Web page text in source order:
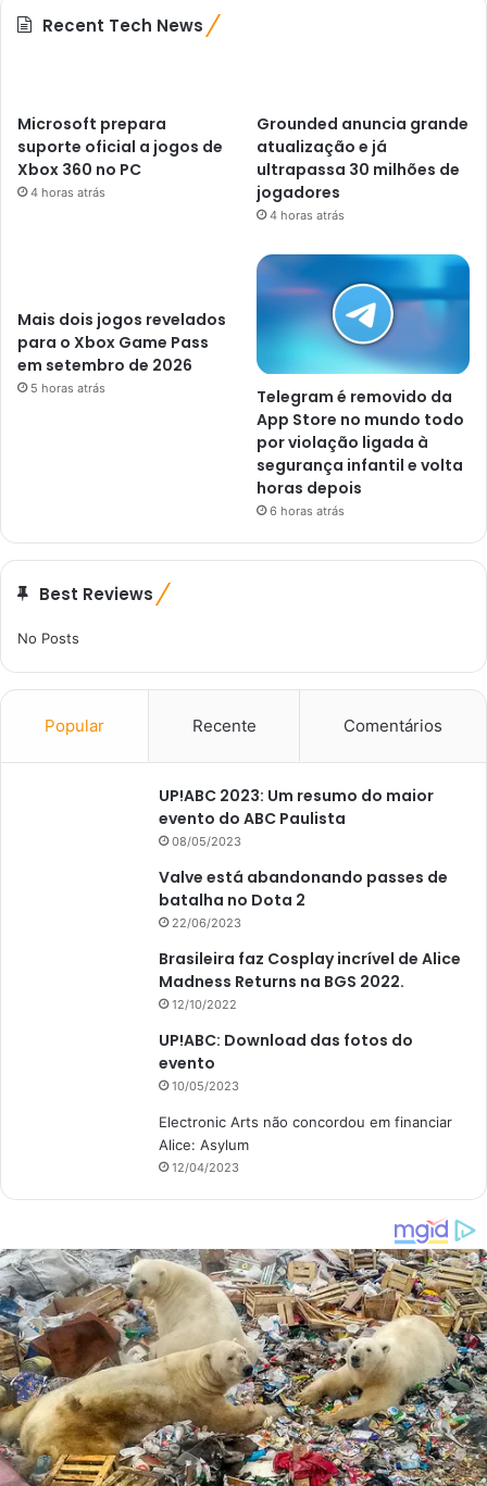
Recent Tech News
Microsoft prepara
suporte oficial a jogos de
Xbox 360 no PC
4 horas atrás
Grounded anuncia grande
atualização e já
ultrapassa 30 milhões de
jogadores
4 horas atrás
Mais dois jogos revelados
para o Xbox Game Pass
em setembro de 2026
5 horas atrás
Telegram é removido da
App Store no mundo todo
por violação ligada à
segurança infantil e volta
horas depois
6 horas atrás
Best Reviews
No Posts
Popular Recente Comentários
UP!ABC 2023: Um resumo do maior
evento do ABC Paulista
08/05/2023
Valve está abandonando passes de
batalha no Dota 2
22/06/2023
Brasileira faz Cosplay incrível de Alice
Madness Returns na BGS 2022.
12/10/2022
UP!ABC: Download das fotos do
evento
10/05/2023
Electronic Arts não concordou em financiar
Alice: Asylum
12/04/2023